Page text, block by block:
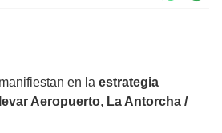
en la estrategia
Aeropuerto, La Antorcha /